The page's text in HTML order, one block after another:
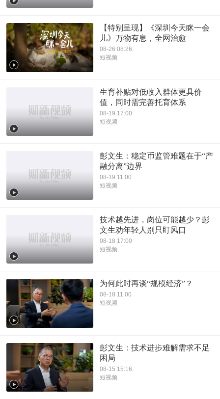
【特别呈现】《深圳今天眯一会
儿》万物有息，全网治愈
08-26 08:26
短视频
生育补贴对低收入群体更具价
值，同时需完善托育体系
08-19 17:00
短视频
彭文生：稳定币监管难题在于“产
融分离”边界
08-19 11:00
短视频
技术越先进，岗位可能越少？彭
文生劝年轻人别只盯风口
08-18 17:00
短视频
为何此时再谈“规模经济”？
08-18 11:00
短视频
彭文生：技术进步难解需求不足
困局
08-15 15:16
短视频